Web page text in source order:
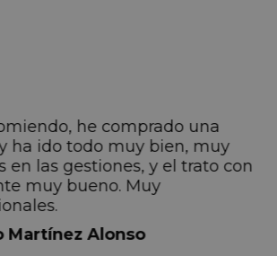
he comprado una
ha ido todo muy bien, muy
en las gestiones, y el trato con
muy bueno. Muy
Martínez Alonso